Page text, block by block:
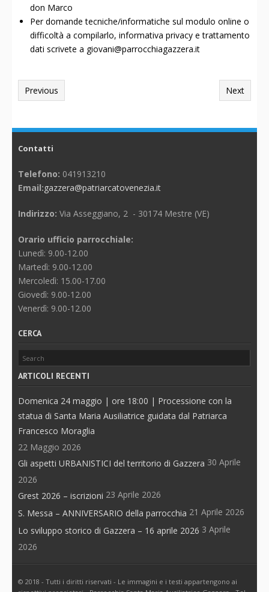
don Marco
Per domande tecniche/informatiche sul modulo online o
difficoltà a compilarlo, informativa privacy e trattamento
dati scrivete a giovani@parrocchiagazzera.it
Previous Next
Contatti
Telefono: 041913210
Email:gazzera@patriarcatovenezia.it
Indirizzo: Via Asseggiano, 2 - 30174 Mestre (VE)
Orario ufficio parrocchiale:
Lunedì: 9.00-12.00
Martedì: 9.00-12.00
Mercoledì: 15.00-17.00
Giovedì: 9.00-12.00
Venerdì: 9.00-12.00
CERCA
ARTICOLI RECENTI
Domenica 24 maggio | ore 18:00 | Processione con la
statua di Santa Maria Ausiliatrice guidata dal Patriarca
Francesco Moraglia
22 Maggio 2026
Gli aspetti URBANISTICI del territorio di Gazzera 30 Aprile
2026
Grest 2026 – iscrizioni 23 Aprile 2026
S. Messa – ANNIVERSARIO della parrocchia 21 Aprile 2026
Lo sviluppo storico di Gazzera – 16 aprile 2026 3 Aprile
2026
© 2018 - Tutti i diritti riservati - Le immagini e i testi appartengono ai